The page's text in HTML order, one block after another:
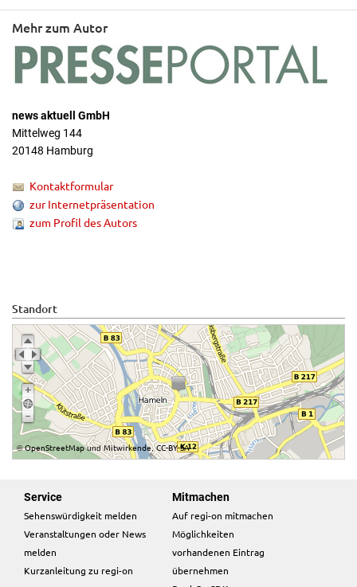
Mehr zum Autor
news aktuell GmbH
Mittelweg 144
20148 Hamburg
Kontaktformular
zur Internetpräsentation
zum Profil des Autors
Standort
©OpenStreetMapundMitwirkende,CC-BY-SA
Service
Sehenswürdigkeit melden
Veranstaltungen oder News
melden
Kurzanleitung zu regi-on
Mitmachen
Auf regi-on mitmachen
Möglichkeiten
vorhandenen Eintrag
übernehmen